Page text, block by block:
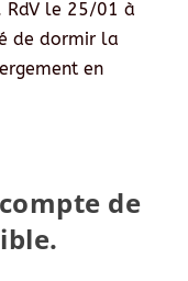
RdV le 25/01 à
de dormir la
en
de